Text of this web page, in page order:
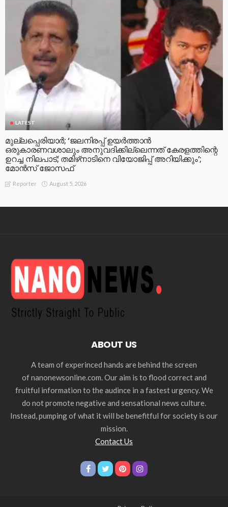
LATEST
മുല്ലപ്പെരിയാര്‍; ‘ജലനിരപ്പ് ഉയര്‍ത്താന്‍
ഒരുകാരണവശാലും അനുവദിക്കില്ലെന്നത് കേരളത്തിന്റെ
ഉറച്ച നിലപാട്; തമിഴ്‌നാടിനെ വിയോജിപ്പ് അറിയിക്കും’;
മോന്‍സ് ജോസഫ്
Reporter August 5, 2026
ABOUT US
A team of experinced hands are behind the screen
of nanonewsonline.com. Our aim is to flood correct and
fruitful information to the audince in a fastest urgency. We
do not promote negative and sensational news culture.
Instead, pumping of what it will be benefitful for society is our
mission.
Contact Us